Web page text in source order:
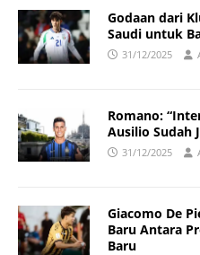
Godaan dari
Saudi untuk
31/12/2025
Romano:
Ausilio Sudah
31/12/2025
Giacomo De
Baru Antara
Baru